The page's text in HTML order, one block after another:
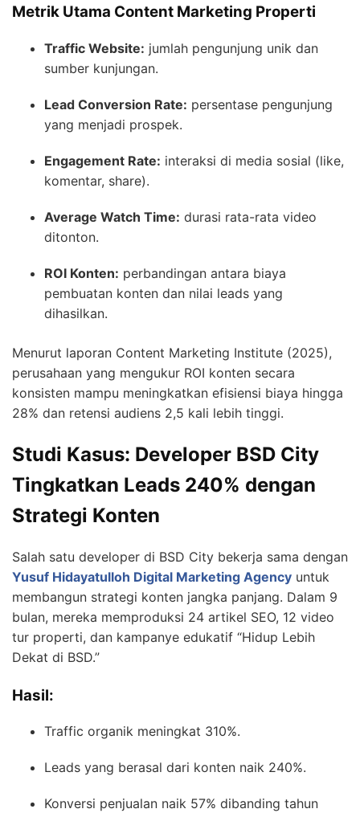
Metrik Utama Content Marketing Properti
Traffic Website: jumlah pengunjung unik dan
sumber kunjungan.
Lead Conversion Rate: persentase pengunjung
yang menjadi prospek.
Engagement Rate: interaksi di media sosial (like,
komentar, share).
Average Watch Time: durasi rata-rata video
ditonton.
ROI Konten: perbandingan antara biaya
pembuatan konten dan nilai leads yang
dihasilkan.
Menurut laporan Content Marketing Institute (2025),
perusahaan yang mengukur ROI konten secara
konsisten mampu meningkatkan efisiensi biaya hingga
28% dan retensi audiens 2,5 kali lebih tinggi.
Studi Kasus: Developer BSD City
Tingkatkan Leads 240% dengan
Strategi Konten
Salah satu developer di BSD City bekerja sama dengan
Yusuf Hidayatulloh Digital Marketing Agency untuk
membangun strategi konten jangka panjang. Dalam 9
bulan, mereka memproduksi 24 artikel SEO, 12 video
tur properti, dan kampanye edukatif “Hidup Lebih
Dekat di BSD.”
Hasil:
Traffic organik meningkat 310%.
Leads yang berasal dari konten naik 240%.
Konversi penjualan naik 57% dibanding tahun